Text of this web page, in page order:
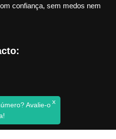
confiança, sem medos nem
Avalie-ox